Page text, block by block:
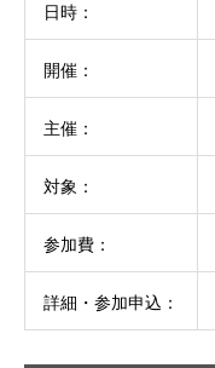
日時：
開催：
主催：
対象：
参加費：
詳細・参加申込：